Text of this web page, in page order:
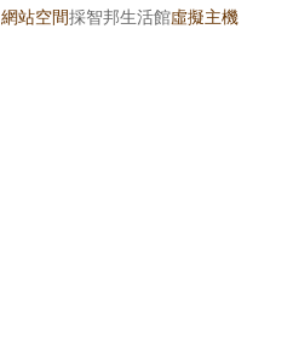
網站空間採智邦生活館虛擬主機